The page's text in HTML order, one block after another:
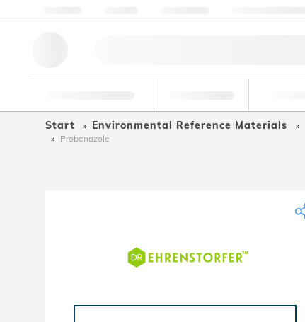
Start Environmental Reference Materials
Probenazole